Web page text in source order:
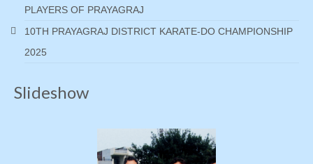
PLAYERS OF PRAYAGRAJ
10TH PRAYAGRAJ DISTRICT KARATE-DO CHAMPIONSHIP
2025
Slideshow